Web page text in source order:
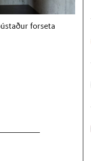
forseta